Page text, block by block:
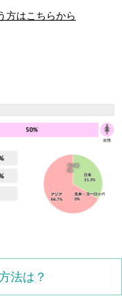
方はこちらから
法は？